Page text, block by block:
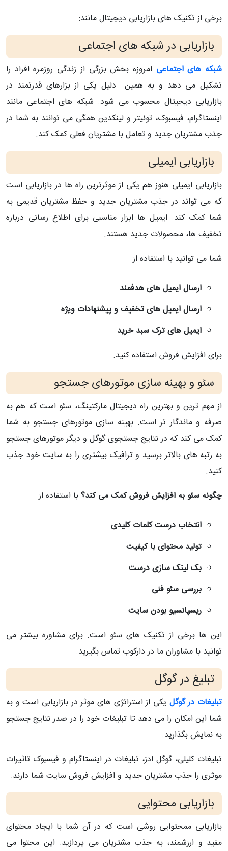
برخی از تکنیک های بازاریابی دیجیتال مانند:
بازاریابی در شبکه های اجتماعی
شبکه های اجتماعی امروزه بخش بزرگی از زندگی روزمره افراد را
تشکیل می دهد و به همین دلیل یکی از بزارهای قدرتمند در
بازاریابی دیجیتال محسوب می شود. شبکه های اجتماعی مانند
اینستاگرام، فیسبوک، توئیتر و لینکدین همگی می توانند به شما در
جذب مشتریان جدید و تعامل با مشتریان فعلی کمک کند.
بازاریابی ایمیلی
بازاریابی ایمیلی هنوز هم یکی از موثرترین راه ها در بازاریابی است
که می تواند در جذب مشتریان جدید و حفظ مشتریان قدیمی به
شما کمک کند. ایمیل ها ابزار مناسبی برای اطلاع رسانی درباره
تخفیف ها، محصولات جدید هستند.
شما می توانید با استفاده از
ارسال ایمیل های هدفمند
ارسال ایمیل های تخفیف و پیشنهادات ویژه
ایمیل های ترک سبد خرید
برای افزایش فروش استفاده کنید.
سئو و بهینه سازی موتورهای جستجو
از مهم ترین و بهترین راه دیجیتال مارکتینگ، سئو است که هم به
صرفه و ماندگار تر است. بهینه سازی موتورهای جستجو به شما
کمک می کند که در نتایج جستجوی گوگل و دیگر موتورهای جستجو
به رتبه های بالاتر برسید و ترافیک بیشتری را به سایت خود جذب
کنید.
چگونه سئو به افزایش فروش کمک می کند؟با استفاده از
انتخاب درست کلمات کلیدی
تولید محتوای با کیفیت
بک لینک سازی درست
بررسی سئو فنی
ریسپانسیو بودن سایت
این ها برخی از تکنیک های سئو است. برای مشاوره بیشتر می
توانید با مشاوران ما در دارکوب تماس بگیرید.
تبلیغ در گوگل
تبلیغات در گوگل یکی از استراتژی های موثر در بازاریابی است و به
شما این امکان را می دهد تا تبلیغات خود را در صدر نتایج جستجو
به نمایش بگذارید.
تبلیغات کلیلی، گوگل ادز، تبلیغات در اینستاگرام و فیسبوک تاثیرات
موثری را جذب مشتریان جدید و افزایش فروش سایت شما دارند.
بازاریابی محتوایی
بازاریابی ممحتوایی روشی است که در آن شما با ایجاد محتوای
مفید و ارزشمند، به جذب مشتریان می پردازید. این محتوا می